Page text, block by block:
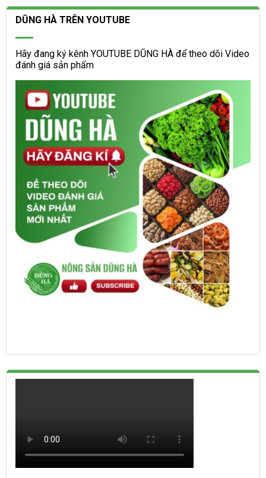
DŨNG HÀ TRÊN YOUTUBE
Hãy đang ký kênh YOUTUBE DŨNG HÀ để theo dõi Video
đánh giá sản phẩm